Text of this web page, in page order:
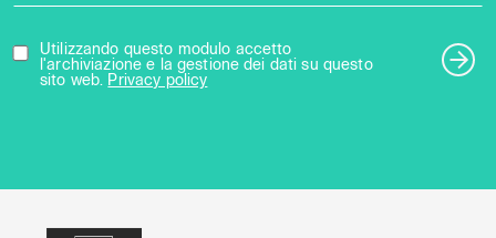
Utilizzando questo modulo accetto
l'archiviazione e la gestione dei dati su questo
sito web. Privacy policy